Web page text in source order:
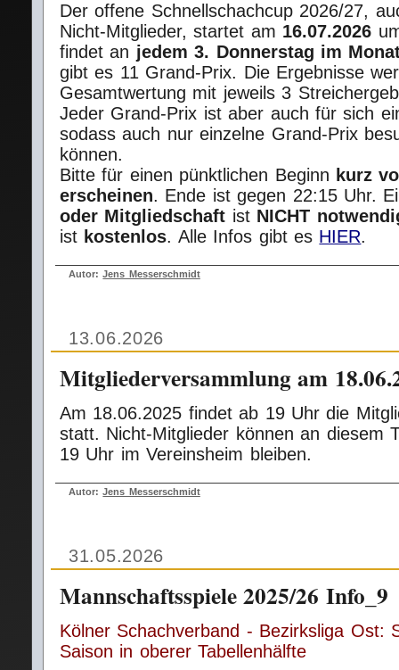
Der offene Schnellschachcup 2026/27,
Nicht‑Mitglieder, startet am 16.07.2026
findet an jedem 3. Donnerstag im
gibt es 11 Grand‑Prix. Die Ergebnisse
Gesamtwertung mit jeweils 3
Jeder Grand‑Prix ist aber auch für sich
sodass auch nur einzelne Grand‑Prix
können.
Bitte für einen pünktlichen Beginn kurz
erscheinen. Ende ist gegen 22:15 Uhr.
oder Mitgliedschaft ist NICHT
ist kostenlos. Alle Infos gibt es HIER.
Autor:Jens Messerschmidt
13.06.2026
Mitgliederversammlung am
Am 18.06.2025 findet ab 19 Uhr die
statt. Nicht‑Mitglieder können an diesem
19 Uhr im Vereinsheim bleiben.
Autor:Jens Messerschmidt
31.05.2026
Mannschaftsspiele 2025/26 Info_9
Kölner Schachverband - Bezirksliga Ost:
Saison in oberer Tabellenhälfte